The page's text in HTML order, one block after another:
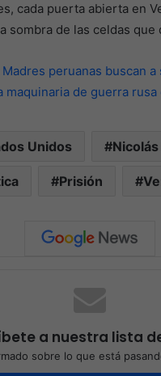
cada puerta abierta en
sombra de las celdas que
Madres peruanas buscan a
maquinaria de guerra
Unidos
Prisión
a nuestra lista
sobre lo que está